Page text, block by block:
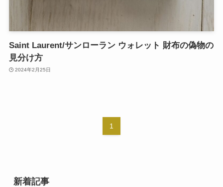
Saint Laurent/サンローラン ウォレット 財布の偽物の
見分け方
2024年2月25日
1
新着記事